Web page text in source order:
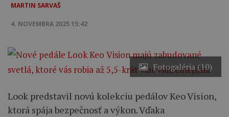
MARTIN SARVAŠ
4. NOVEMBRA 2025 15:42
Fotogaléria (10)
Look predstavil novú kolekciu pedálov Keo Vision,
ktorá spája bezpečnosť a výkon. Vďaka